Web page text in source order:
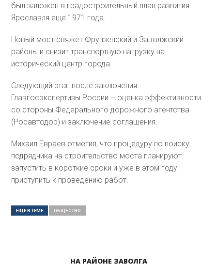
был заложен в градостроительный план развития
Ярославля еще 1971 года.
Новый мост свяжет Фрунзенский и Заволжский
районы и снизит транспортную нагрузку на
исторический центр города.
Следующий этап после заключения
Главгосэкспертизы России – оценка эффективности
со стороны Федерального дорожного агентства
(Росавтодор) и заключение соглашения.
Михаил Евраев отметил, что процедуру по поиску
подрядчика на строительство моста планируют
запустить в короткие сроки и уже в этом году
приступить к проведению работ.
ЕЩЕ В ТЕМЕ ОБЩЕСТВO
НА РАЙОНЕ ЗАВОЛГА